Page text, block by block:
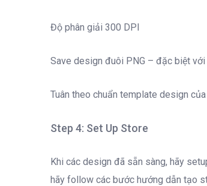
Độ phân giải 300 DPI
Save design đuôi PNG – đặc biệt
Tuân theo chuẩn template design
Step 4: Set Up Store
Khi các design đã sẵn sàng, hãy
hãy follow các bước hướng dẫn tạo